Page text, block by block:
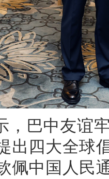
，巴中友谊
出四大全球
佩中国人民